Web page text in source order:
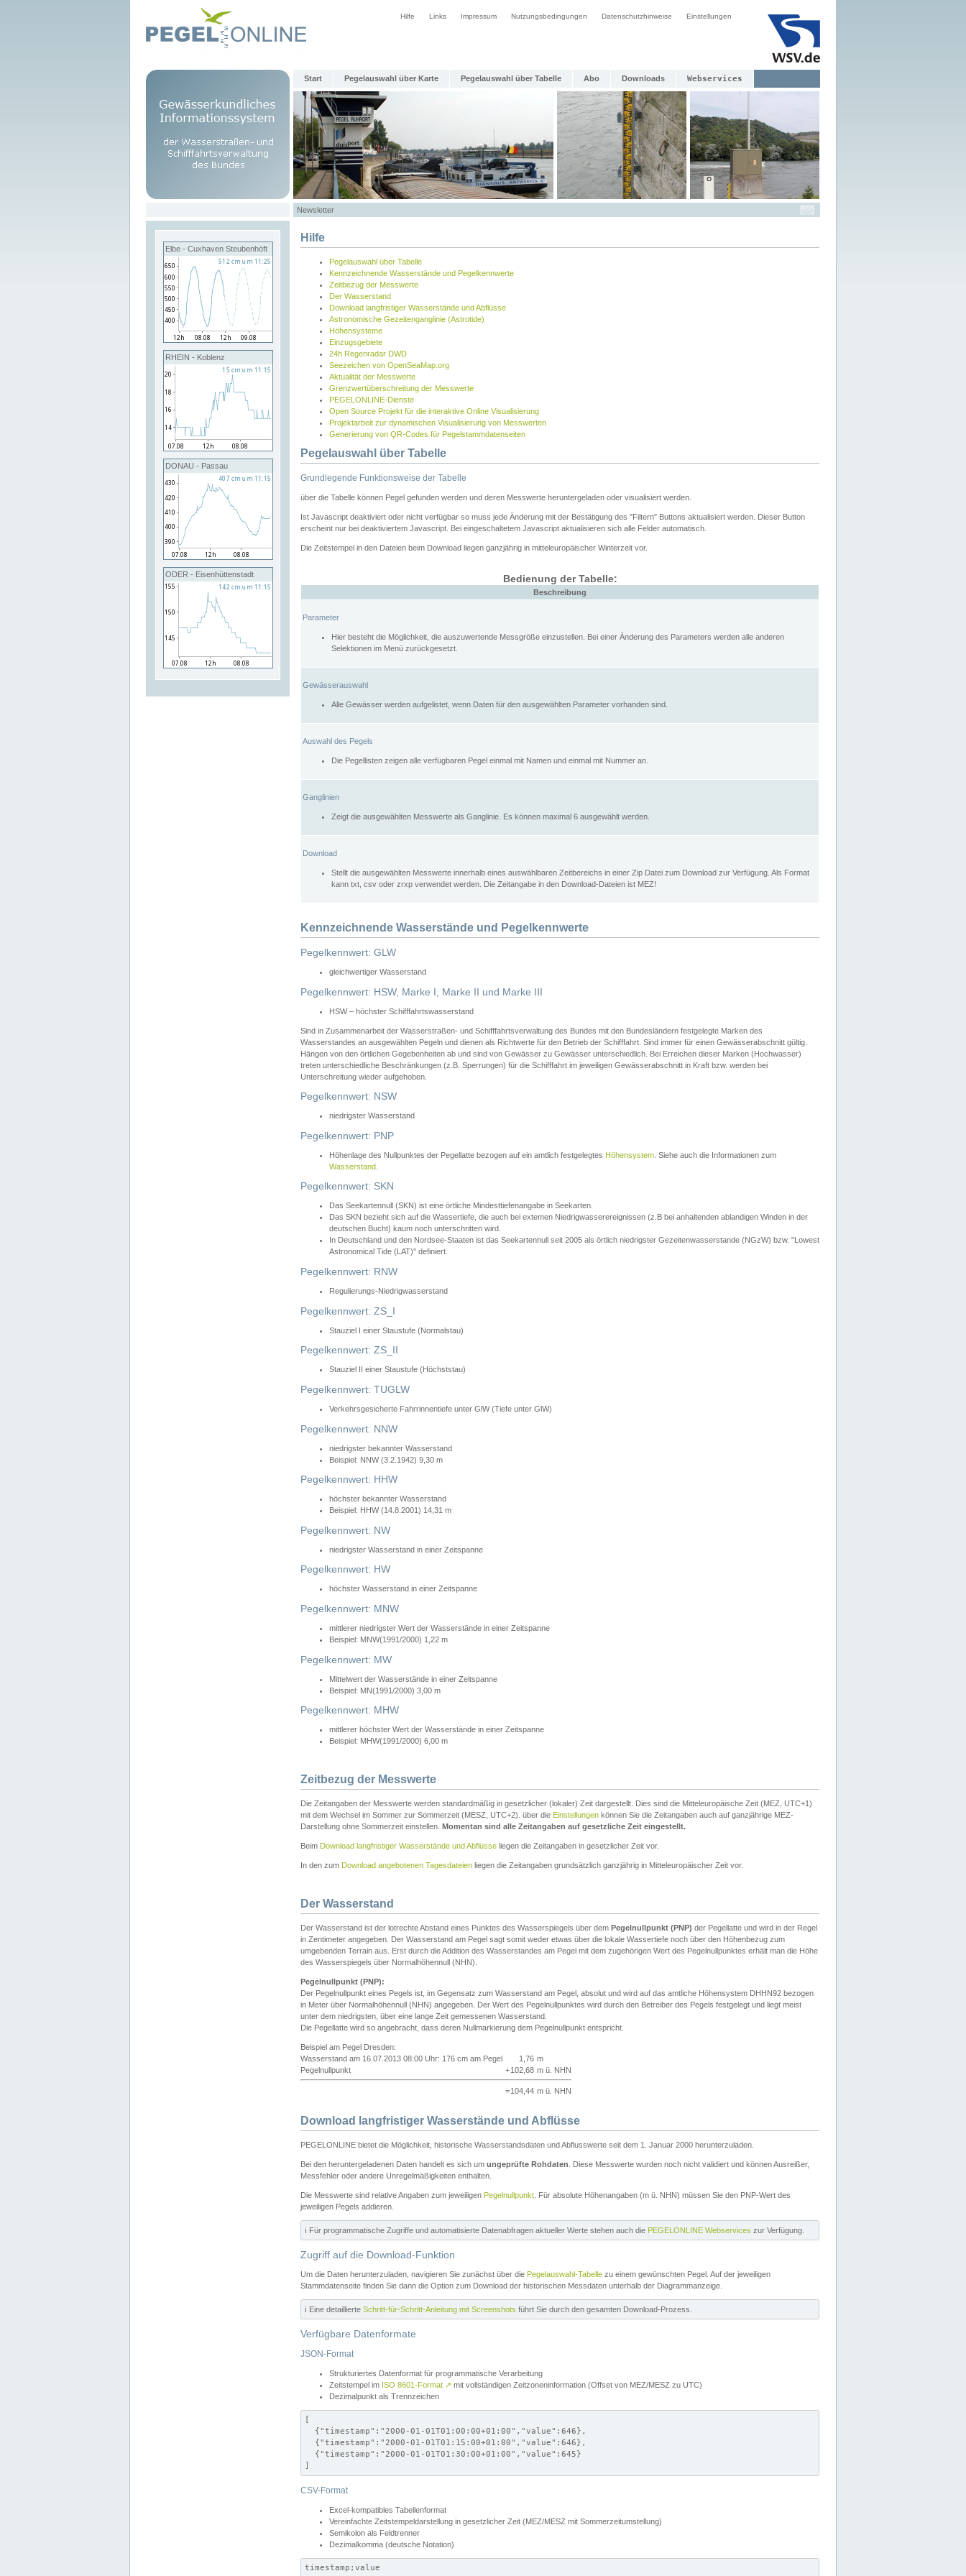
Hilfe Links Impressum Nutzungsbedingungen Datenschutzhinweise Einstellungen
Start Pegelauswahl über Karte Pegelauswahl über Tabelle Abo Downloads Webservices
Newsletter
Elbe - Cuxhaven Steubenhöft
RHEIN - Koblenz
DONAU - Passau
ODER - Eisenhüttenstadt
Hilfe
Pegelauswahl über Tabelle
Kennzeichnende Wasserstände und Pegelkennwerte
Zeitbezug der Messwerte
Der Wasserstand
Download langfristiger Wasserstände und Abflüsse
Astronomische Gezeitenganglinie (Astrotide)
Höhensysteme
Einzugsgebiete
24h Regenradar DWD
Seezeichen von OpenSeaMap.org
Aktualität der Messwerte
Grenzwertüberschreitung der Messwerte
PEGELONLINE-Dienste
Open Source Projekt für die interaktive Online Visualisierung
Projektarbeit zur dynamischen Visualisierung von Messwerten
Generierung von QR-Codes für Pegelstammdatenseiten
Pegelauswahl über Tabelle
Grundlegende Funktionsweise der Tabelle
über die Tabelle können Pegel gefunden werden und deren Messwerte heruntergeladen oder visualisiert werden.
Ist Javascript deaktiviert oder nicht verfügbar so muss jede Änderung mit der Bestätigung des "Filtern" Buttons aktualisiert werden. Dieser Button
erscheint nur bei deaktiviertem Javascript. Bei eingeschaltetem Javascript aktualisieren sich alle Felder automatisch.
Die Zeitstempel in den Dateien beim Download liegen ganzjährig in mitteleuropäischer Winterzeit vor.
Bedienung der Tabelle:
Beschreibung
Parameter
Hier besteht die Möglichkeit, die auszuwertende Messgröße einzustellen. Bei einer Änderung des Parameters werden alle anderen
Selektionen im Menü zurückgesetzt.
Gewässerauswahl
Alle Gewässer werden aufgelistet, wenn Daten für den ausgewählten Parameter vorhanden sind.
Auswahl des Pegels
Die Pegellisten zeigen alle verfügbaren Pegel einmal mit Namen und einmal mit Nummer an.
Ganglinien
Zeigt die ausgewählten Messwerte als Ganglinie. Es können maximal 6 ausgewählt werden.
Download
Stellt die ausgewählten Messwerte innerhalb eines auswählbaren Zeitbereichs in einer Zip Datei zum Download zur Verfügung. Als Format
kann txt, csv oder zrxp verwendet werden. Die Zeitangabe in den Download-Dateien ist MEZ!
Kennzeichnende Wasserstände und Pegelkennwerte
Pegelkennwert: GLW
gleichwertiger Wasserstand
Pegelkennwert: HSW, Marke I, Marke II und Marke III
HSW – höchster Schifffahrtswasserstand
Sind in Zusammenarbeit der Wasserstraßen- und Schifffahrtsverwaltung des Bundes mit den Bundesländern festgelegte Marken des
Wasserstandes an ausgewählten Pegeln und dienen als Richtwerte für den Betrieb der Schifffahrt. Sind immer für einen Gewässerabschnitt gültig.
Hängen von den örtlichen Gegebenheiten ab und sind von Gewässer zu Gewässer unterschiedlich. Bei Erreichen dieser Marken (Hochwasser)
treten unterschiedliche Beschränkungen (z.B. Sperrungen) für die Schifffahrt im jeweiligen Gewässerabschnitt in Kraft bzw. werden bei
Unterschreitung wieder aufgehoben.
Pegelkennwert: NSW
niedrigster Wasserstand
Pegelkennwert: PNP
Höhenlage des Nullpunktes der Pegellatte bezogen auf ein amtlich festgelegtes Höhensystem . Siehe auch die Informationen zum
Wasserstand
Pegelkennwert: SKN
Das Seekartennull (SKN) ist eine örtliche Mindesttiefenangabe in Seekarten.
Das SKN bezieht sich auf die Wassertiefe, die auch bei extemen Niedrigwasserereignissen (z.B bei anhaltenden ablandigen Winden in der
deutschen Bucht) kaum noch unterschritten wird.
In Deutschland und den Nordsee-Staaten ist das Seekartennull seit 2005 als örtlich niedrigster Gezeitenwasserstande (NGzW) bzw. "Lowest
Astronomical Tide (LAT)" definiert.
Pegelkennwert: RNW
Regulierungs-Niedrigwasserstand
Pegelkennwert: ZS_I
Stauziel I einer Staustufe (Normalstau)
Pegelkennwert: ZS_II
Stauziel II einer Staustufe (Höchststau)
Pegelkennwert: TUGLW
Verkehrsgesicherte Fahrrinnentiefe unter GlW (Tiefe unter GlW)
Pegelkennwert: NNW
niedrigster bekannter Wasserstand
Beispiel: NNW (3.2.1942) 9,30 m
Pegelkennwert: HHW
höchster bekannter Wasserstand
Beispiel: HHW (14.8.2001) 14,31 m
Pegelkennwert: NW
niedrigster Wasserstand in einer Zeitspanne
Pegelkennwert: HW
höchster Wasserstand in einer Zeitspanne
Pegelkennwert: MNW
mittlerer niedrigster Wert der Wasserstände in einer Zeitspanne
Beispiel: MNW(1991/2000) 1,22 m
Pegelkennwert: MW
Mittelwert der Wasserstände in einer Zeitspanne
Beispiel: MN(1991/2000) 3,00 m
Pegelkennwert: MHW
mittlerer höchster Wert der Wasserstände in einer Zeitspanne
Beispiel: MHW(1991/2000) 6,00 m
Zeitbezug der Messwerte
Die Zeitangaben der Messwerte werden standardmäßig in gesetzlicher (lokaler) Zeit dargestellt. Dies sind die Mitteleuropäische Zeit (MEZ, UTC+1)
mit dem Wechsel im Sommer zur Sommerzeit (MESZ, UTC+2). über die Einstellungen können Sie die Zeitangaben auch auf ganzjährige MEZ-
Darstellung ohne Sommerzeit einstellen. Momentan sind alle Zeitangaben auf gesetzliche Zeit eingestellt.
Beim Download langfristiger Wasserstände und Abflüsse liegen die Zeitangaben in gesetzlicher Zeit vor.
In den zum Download angebotenen Tagesdateien liegen die Zeitangaben grundsätzlich ganzjährig in Mitteleuropäischer Zeit vor.
Der Wasserstand
Der Wasserstand ist der lotrechte Abstand eines Punktes des Wasserspiegels über dem Pegelnullpunkt (PNP) der Pegellatte und wird in der Regel
in Zentimeter angegeben. Der Wasserstand am Pegel sagt somit weder etwas über die lokale Wassertiefe noch über den Höhenbezug zum
umgebenden Terrain aus. Erst durch die Addition des Wasserstandes am Pegel mit dem zugehörigen Wert des Pegelnullpunktes erhält man die Höhe
des Wasserspiegels über Normalhöhennull (NHN).
Pegelnullpunkt (PNP):
Der Pegelnullpunkt eines Pegels ist, im Gegensatz zum Wasserstand am Pegel, absolut und wird auf das amtliche Höhensystem DHHN92 bezogen
in Meter über Normalhöhennull (NHN) angegeben. Der Wert des Pegelnullpunktes wird durch den Betreiber des Pegels festgelegt und liegt meist
unter dem niedrigsten, über eine lange Zeit gemessenen Wasserstand.
Die Pegellatte wird so angebracht, dass deren Nullmarkierung dem Pegelnullpunkt entspricht.
Beispiel am Pegel Dresden:
Wasserstand am 16.07.2013 08:00 Uhr: 176 cm am Pegel
1,76 m
Pegelnullpunkt
+102,68 m ü. NHN
=104,44 m ü. NHN
Download langfristiger Wasserstände und Abflüsse
PEGELONLINE bietet die Möglichkeit, historische Wasserstandsdaten und Abflusswerte seit dem 1. Januar 2000 herunterzuladen.
Bei den heruntergeladenen Daten handelt es sich um ungeprüfte Rohdaten . Diese Messwerte wurden noch nicht validiert und können Ausreißer,
Messfehler oder andere Unregelmäßigkeiten enthalten.
Die Messwerte sind relative Angaben zum jeweiligen Pegelnullpunkt . Für absolute Höhenangaben (m ü. NHN) müssen Sie den PNP-Wert des
jeweiligen Pegels addieren.
ℹ️ Für programmatische Zugriffe und automatisierte Datenabfragen aktueller Werte stehen auch die PEGELONLINE Webservices zur Verfügung.
Zugriff auf die Download-Funktion
Um die Daten herunterzuladen, navigieren Sie zunächst über die Pegelauswahl-Tabelle zu einem gewünschten Pegel. Auf der jeweiligen
Stammdatenseite finden Sie dann die Option zum Download der historischen Messdaten unterhalb der Diagrammanzeige.
ℹ️ Eine detaillierte Schritt-für-Schritt-Anleitung mit Screenshots führt Sie durch den gesamten Download-Prozess.
Verfügbare Datenformate
JSON-Format
Strukturiertes Datenformat für programmatische Verarbeitung
Zeitstempel im ISO 8601-Format ↗ mit vollständigen Zeitzoneninformation (Offset von MEZ/MESZ zu UTC)
Dezimalpunkt als Trennzeichen
[
  {"timestamp":"2000-01-01T01:00:00+01:00","value":646},
  {"timestamp":"2000-01-01T01:15:00+01:00","value":646},
  {"timestamp":"2000-01-01T01:30:00+01:00","value":645}
]
CSV-Format
Excel-kompatibles Tabellenformat
Vereinfachte Zeitstempeldarstellung in gesetzlicher Zeit (MEZ/MESZ mit Sommerzeitumstellung)
Semikolon als Feldtrenner
Dezimalkomma (deutsche Notation)
timestamp;value